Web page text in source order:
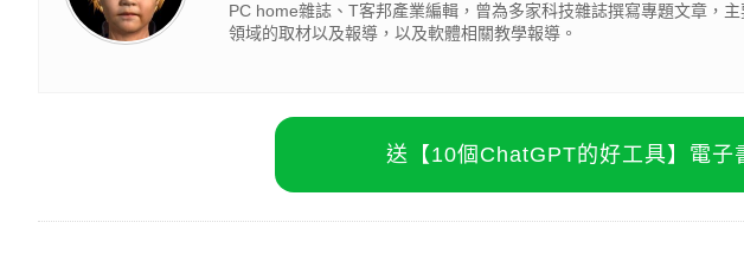
PC home雜誌、T客邦產業編輯，曾為多家科技雜誌撰寫專題文章，
領域的取材以及報導，以及軟體相關教學報導。
送【10個ChatGPT的好工具】電子